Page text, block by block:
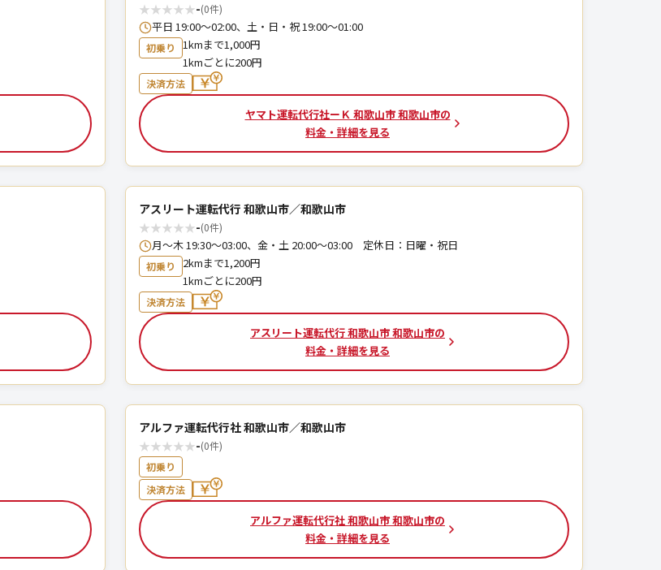
★★★★★-(0件)
平日 19:00～02:00、土・日・祝 19:00～01:00
初乗り
1kmまで1,000円
1kmごとに200円
決済方法
ヤマト運転代行社ーＫ 和歌山市 和歌山市の
料金・詳細を見る
アスリート運転代行 和歌山市／和歌山市
★★★★★-(0件)
月〜木 19:30〜03:00、金・土 20:00〜03:00 定休日：日曜・祝日
初乗り
2kmまで1,200円
1kmごとに200円
決済方法
アスリート運転代行 和歌山市 和歌山市の
料金・詳細を見る
アルファ運転代行社 和歌山市／和歌山市
★★★★★-(0件)
初乗り
決済方法
アルファ運転代行社 和歌山市 和歌山市の
料金・詳細を見る